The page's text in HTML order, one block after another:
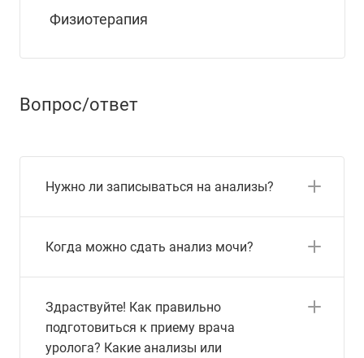
Физиотерапия
Вопрос/ответ
Нужно ли записываться на анализы?
Когда можно сдать анализ мочи?
Здраствуйте! Как правильно
подготовиться к приему врача
уролога? Какие анализы или